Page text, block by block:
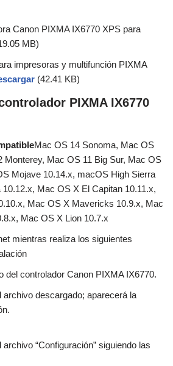
Canon PIXMA IX6770 XPS para
MB)
impresoras y multifunción PIXMA
(42.41 KB)
PIXMA IX6770
Mac OS 14 Sonoma, Mac OS
Monterey, Mac OS 11 Big Sur, Mac OS
Mojave 10.14.x, macOS High Sierra
Mac OS X El Capitan 10.11.x,
Mac OS X Mavericks 10.9.x, Mac
Mac OS X Lion 10.7.x
mientras realiza los siguientes
del controlador Canon PIXMA IX6770.
archivo descargado; aparecerá la
“Configuración” siguiendo las